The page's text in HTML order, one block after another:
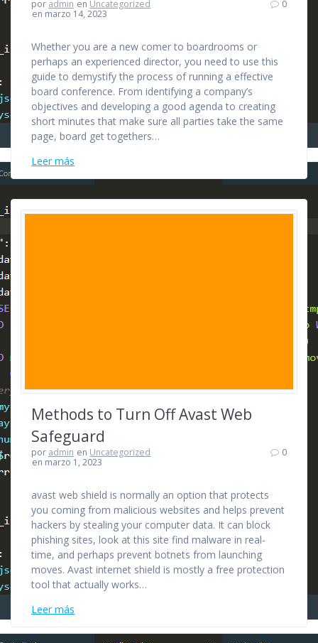
por admin en Uncategorized
en marzo 14, 2023
0
Whether you are a new comer to boardrooms or
perhaps an experienced director, you need to use this
guide to demystify the process of running a effective
board conference. From identifying a company’s
objectives and developing a good agenda to creating
short minutes that make sure all parties take the same
page, board get togethers…
Leer más
Methods to Turn Off Avast Web
Safeguard
por admin en Uncategorized
en marzo 1, 2023
0
avast web shield is normally an option that protects
you coming from malicious websites and helps prevent
hackers by stealing your computer data. It can block
phishing sites, look at this site find malware in real-
time, and perhaps prevent botnets from launching
moves. Avast internet shield is mostly a free protection
tool that actually works…
Leer más